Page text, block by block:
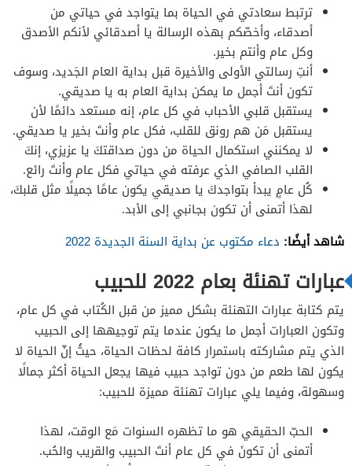
ترتبط سعادتي في الحياة بما يتواجد في حياتي من
أصدقاء، وأخصّكم بهذه الرسالة يا أصدقائي لأنكم الأصدق
وكل عام وأنتم بخير.
أنتِ رسالتي الأولى والأخيرة قبل بداية العام الجَديد، وسوف
تكون أنتَ أجمل ما يمكن بداية العام به يا صديقي.
يستقبل قلبي الأحباب في كل عام، إنه مستعد دائمًا لأن
يستقبل مَن هم رونق للقلب، فكل عام وأنتَ بخير يا صديقي.
لا يمكنني استكمال الحياة من دون صداقتكَ يا عزيزي، إنكَ
القلب الصافي الذي عرفته في حياتي فكل عام وأنتَ رائع.
كُل عامٍ يبدأ بتواجدكَ يا صديقي يكون عامًا جميلًا مثل قلبكَ،
لهذا أتمنى أن تكون بجانبي إلى الأبد.
شاهد أيضًا: دعاء مكتوب عن بداية السنة الجديدة 2022
عبارات تهنئة بعام 2022 للحبيب
يتم كتابة عبارات التهنئة بشكل مميز من قبل الكُتاب في كل عام،
وتكون العبارات أجمل ما يكون عندما يتم توجيهها إلى الحبيب
الذي يتم مشاركته باستمرار كافة لحظات الحياة، حيثُ إنّ الحياة لا
يكون لها طعم من دون تواجد حبيب فيها يجعل الحياة أكثر جمالًا
وسهولة، وفيما يلي عبارات تهنئة مميزة للحبيب:
الحبّ الحقيقي هو ما تظهره السنوات مَع الوقت، لهذا
أتمنى أن تكونَ في كل عام أنتَ الحبيب والقريب والحُب.